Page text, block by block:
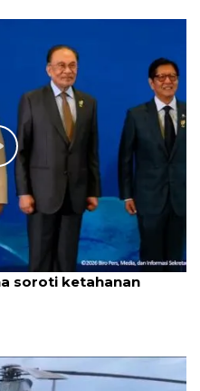
soroti ketahanan